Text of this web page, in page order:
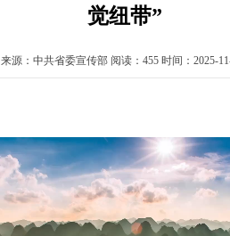
觉纽带”
来源：中共省委宣传部 阅读： 455 时间： 2025-